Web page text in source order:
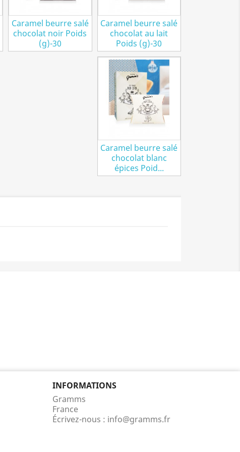
Caramel beurre salé
chocolat au lait
Poids (g)-30
Caramel beurre salé
chocolat noir Poids
(g)-30
Caramel beurre salé
chocolat blanc
épices Poid...
INFORMATIONS
Gramms
France
Écrivez-nous : info@gramms.fr